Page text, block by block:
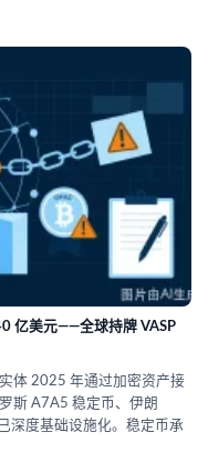
亿美元——全球持牌 VASP
体 2025 年通过加密资产接
斯 A7A5 稳定币、伊朗
深度基础设施化。稳定币承